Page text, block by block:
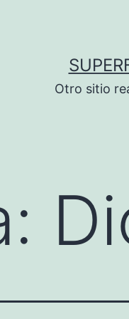
Otro sitio